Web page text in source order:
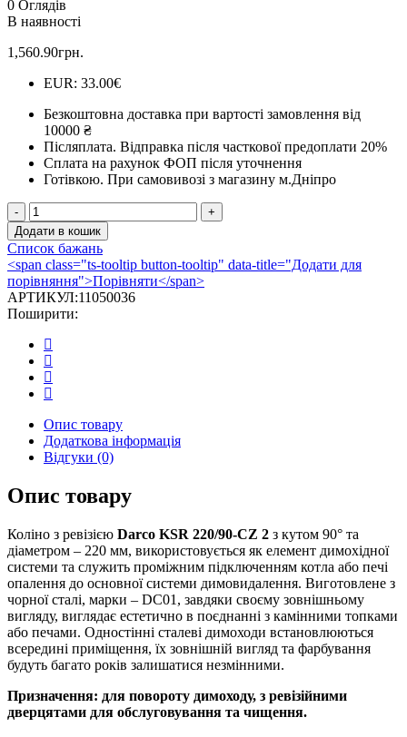
0 Оглядів
В наявності
1,560.90грн.
EUR: 33.00€
Безкоштовна доставка при вартості замовлення від
10000 ₴
Післяплата. Відправка після часткової предоплати 20%
Сплата на рахунок ФОП після уточнення
Готівкою. При самовивозі з магазину м.Дніпро
Коліно
з
ревізією
Darco
90°
на
димохід
Ø
220
чорна
сталь
2
мм
кількість
Додати в кошик
Список бажань
<span class="ts-tooltip button-tooltip" data-title="Додати для
порівняння">Порівняти</span>
АРТИКУЛ:11050036
Поширити:
Опис товару
Додаткова інформація
Відгуки (0)
Опис товару
Коліно з ревізією Darco KSR 220/90-CZ 2 з кутом 90° та
діаметром – 220 мм, використовується як елемент димохідної
системи та служить проміжним підключенням котла або печі
опалення до основної системи димовидалення. Виготовлене з
чорної сталі, марки – DC01, завдяки своєму зовнішньому
вигляду, виглядає естетично в поєднанні з камінними топками
або печами. Одностінні сталеві димоходи встановлюються
всередині приміщення, їх зовнішній вигляд та фарбування
будуть багато років залишатися незмінними.
Призначення: для повороту димоходу, з ревізійними
дверцятами для обслуговування та чищення.